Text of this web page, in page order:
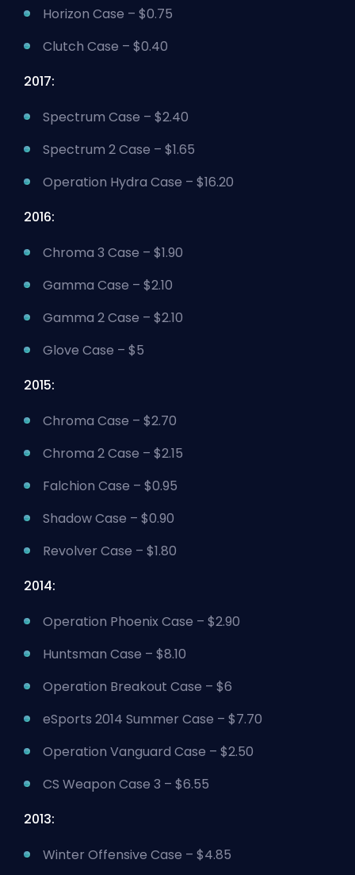
Horizon Case – $0.75
Clutch Case – $0.40
2017:
Spectrum Case – $2.40
Spectrum 2 Case – $1.65
Operation Hydra Case – $16.20
2016:
Chroma 3 Case – $1.90
Gamma Case – $2.10
Gamma 2 Case – $2.10
Glove Case – $5
2015:
Chroma Case – $2.70
Chroma 2 Case – $2.15
Falchion Case – $0.95
Shadow Case – $0.90
Revolver Case – $1.80
2014:
Operation Phoenix Case – $2.90
Huntsman Case – $8.10
Operation Breakout Case – $6
eSports 2014 Summer Case – $7.70
Operation Vanguard Case – $2.50
CS Weapon Case 3 – $6.55
2013:
Winter Offensive Case – $4.85